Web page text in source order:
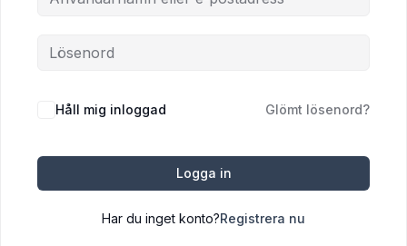
Håll mig inloggad Glömt lösenord?
Logga in
Har du inget konto?Registrera nu